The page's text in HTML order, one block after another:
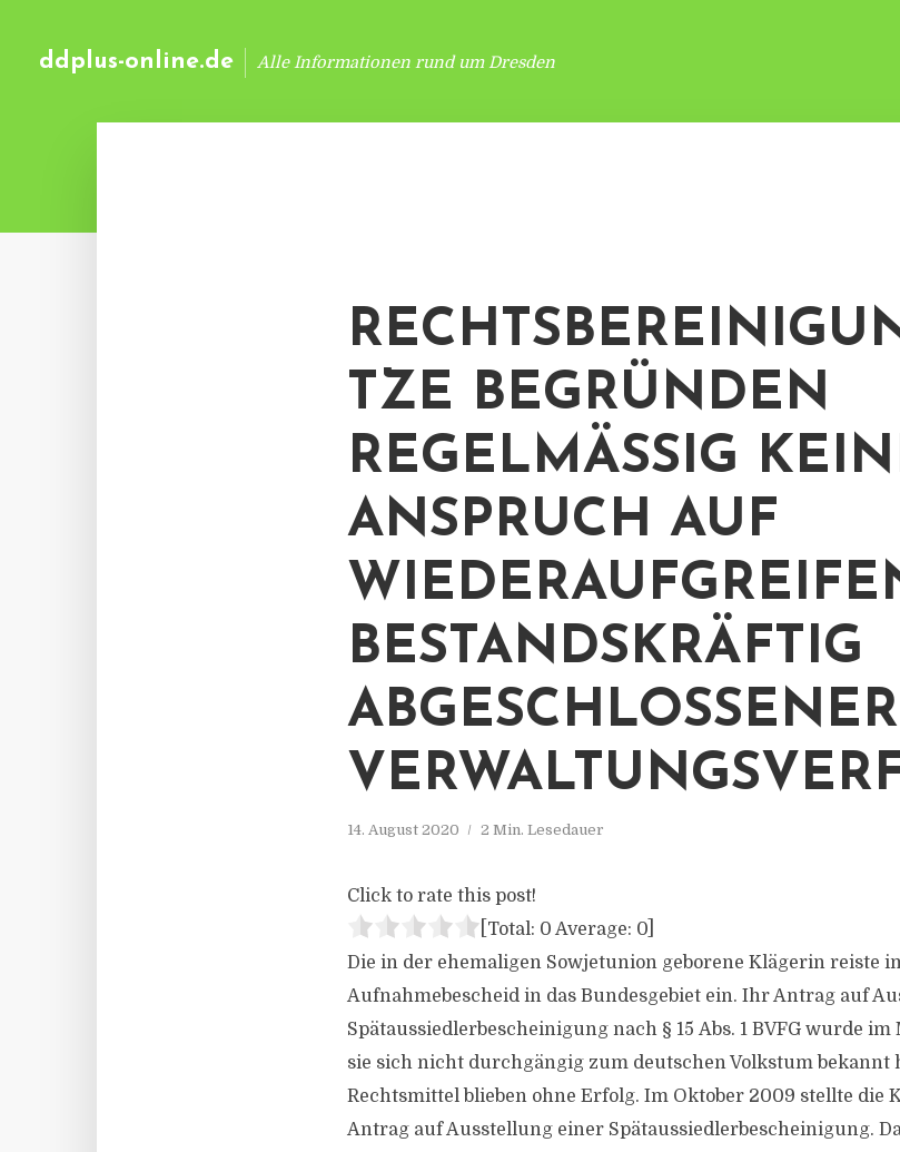
ddplus-online.de Alle Informationen rund um Dresden
TZE BEGRÜNDEN
REGELMÄSSIG
NSPRUCH AUF W
IEDERAUFGREIFEN
ESTANDSKRÄFTIG A
BGESCHLOSSENER V
14. August 2020 2 Min. Lesedauer
Click to rate this post!
[Total: 0 Average: 0
Die in der ehemaligen Sowjetunion geborene Klägerin reiste
Aufnahmebescheid in das Bundesgebiet ein. Ihr Antrag auf
Spätaussiedlerbescheinigung nach § 15 Abs. 1 BVFG wurde
sie sich nicht durchgängig zum deutschen Volkstum bekannt
Rechtsmittel blieben ohne Erfolg. Im Oktober 2009 stellte die
Antrag auf Ausstellung einer Spätaussiedlerbescheinigung.